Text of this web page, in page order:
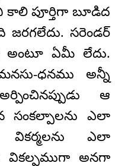
పూర్తిగా బూడిద
సరెండర్
అంటూ ఏమీ లేదు.
ధనము అన్నీ
ఆ
ఎలా
వికర్మలను ఎలా
వికల్పముగా అనగా